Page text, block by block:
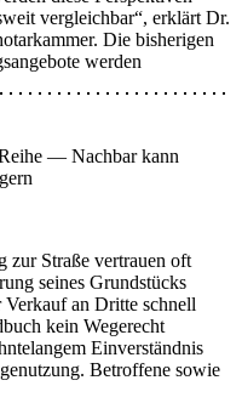
vergleichbar“, erklärt Dr.
Die bisherigen
werden
— Nachbar kann
zur Straße vertrauen oft
seines Grundstücks
an Dritte schnell
kein Wegerecht
Einverständnis
Betroffene sowie